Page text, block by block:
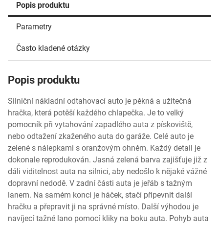
Popis produktu
Parametry
Často kladené otázky
Popis produktu
Silniční nákladní odtahovací auto je pěkná a užitečná
hračka, která potěší každého chlapečka. Je to velký
pomocník při vytahování zapadlého auta z pískoviště,
nebo odtažení zkaženého auta do garáže. Celé auto je
zelené s nálepkami s oranžovým ohněm. Každý detail je
dokonale reprodukován. Jasná zelená barva zajišťuje již z
dáli viditelnost auta na silnici, aby nedošlo k nějaké vážné
dopravní nedodě. V zadní části auta je jeřáb s tažným
lanem. Na samém konci je háček, stačí připevnit další
hračku a přepravit ji na správné místo. Další výhodou je
navíjecí tažné lano pomocí kliky na boku auta. Pohyb auta